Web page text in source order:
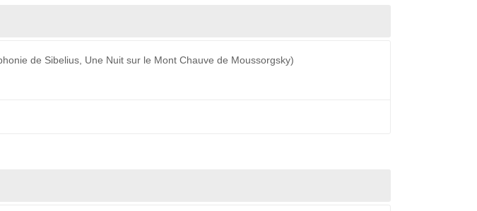
de Sibelius, Une Nuit sur le Mont Chauve de Moussorgsky)